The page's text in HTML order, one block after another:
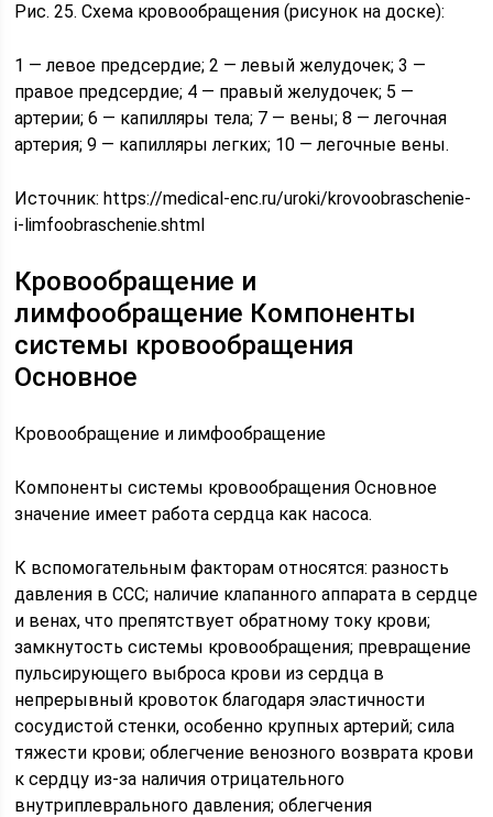
Рис. 25. Схема кровообращения (рисунок на доске):
1 — левое предсердие; 2 — левый желудочек; 3 —
правое предсердие; 4 — правый желудочек; 5 —
артерии; 6 — капилляры тела; 7 — вены; 8 — легочная
артерия; 9 — капилляры легких; 10 — легочные вены.
Источник:https://medical-enc.ru/uroki/krovoobraschenie-
i-limfoobraschenie.shtml
Кровообращение и
лимфообращение Компоненты
системы кровообращения
Основное
Кровообращение и лимфообращение
Компоненты системы кровообращения Основное
значение имеет работа сердца как насоса.
К вспомогательным факторам относятся: разность
давления в ССС; наличие клапанного аппарата в сердце
и венах, что препятствует обратному току крови;
замкнутость системы кровообращения; превращение
пульсирующего выброса крови из сердца в
непрерывный кровоток благодаря эластичности
сосудистой стенки, особенно крупных артерий; сила
тяжести крови; облегчение венозного возврата крови
к сердцу из-за наличия отрицательного
внутриплеврального давления; облегчения